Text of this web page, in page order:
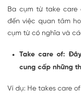
Ba cụm từ take care
đến việc quan tâm
cụm từ có nghĩa và
Take care of:
cung cấp những
Ví dụ: He takes care